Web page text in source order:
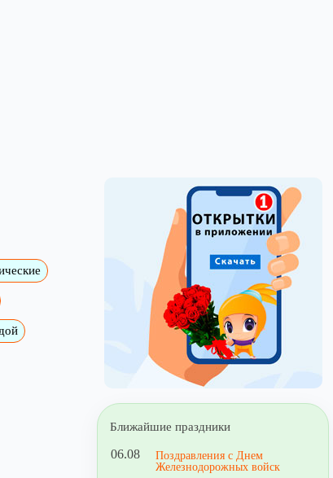
Ближайшие праздники
06.08
Поздравления с Днем
Железнодорожных войск